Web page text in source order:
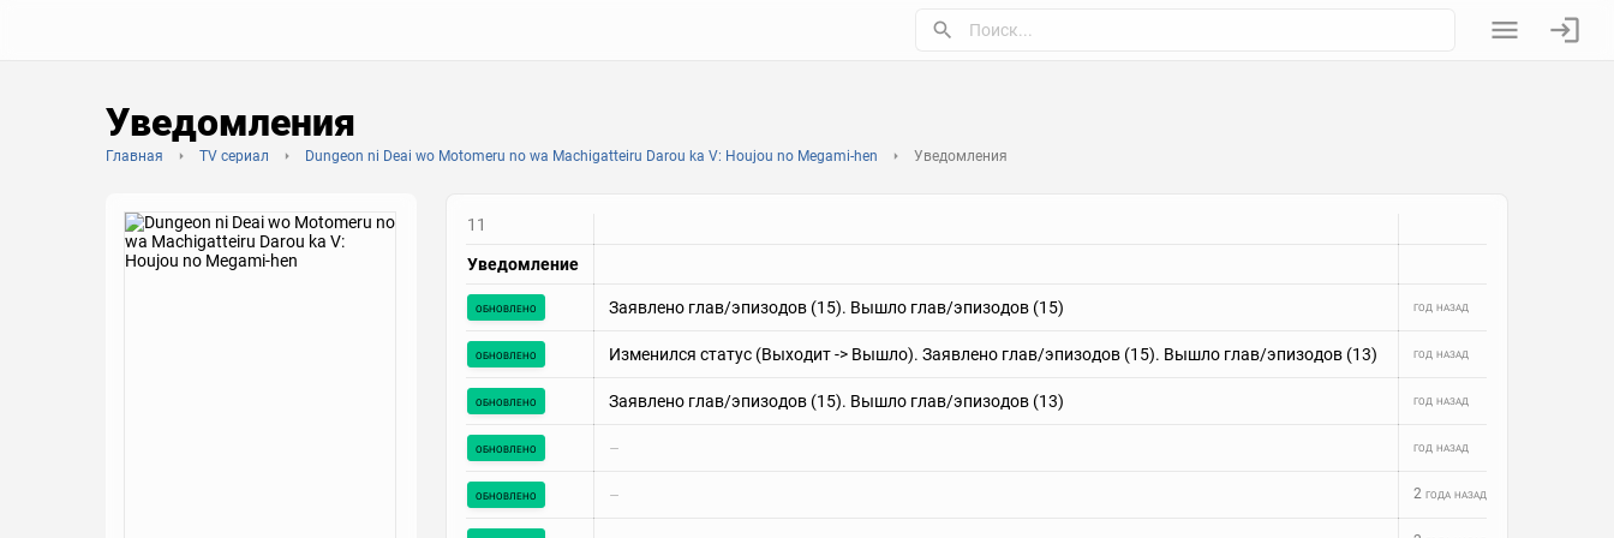
Уведомления
Главная TV сериал Dungeon ni Deai wo Motomeru no wa Machigatteiru Darou ka V: Houjou no Megami-hen Уведомления
11
Уведомление
обновлено Заявлено глав/эпизодов (15). Вышло глав/эпизодов (15) год назад
обновлено Изменился статус (Выходит -> Вышло). Заявлено глав/эпизодов (15). Вышло глав/эпизодов (13) год назад
обновлено Заявлено глав/эпизодов (15). Вышло глав/эпизодов (13) год назад
обновлено – год назад
обновлено – 2 года назад